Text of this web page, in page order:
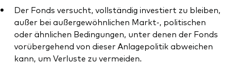
Der Fonds versucht, vollständig investiert zu bleiben,
außer bei außergewöhnlichen Markt-, politischen
oder ähnlichen Bedingungen, unter denen der Fonds
vorübergehend von dieser Anlagepolitik abweichen
kann, um Verluste zu vermeiden.